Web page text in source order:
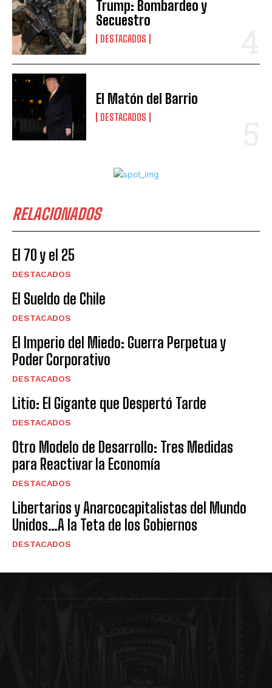
Trump: Bombardeo y
Secuestro
DESTACADOS
El Matón del Barrio
DESTACADOS
RELACIONADOS
El 70 y el 25
DESTACADOS
El Sueldo de Chile
DESTACADOS
El Imperio del Miedo: Guerra Perpetua y
Poder Corporativo
DESTACADOS
Litio: El Gigante que Despertó Tarde
DESTACADOS
Otro Modelo de Desarrollo: Tres Medidas
para Reactivar la Economía
DESTACADOS
Libertarios y Anarcocapitalistas del Mundo
Unidos…A la Teta de los Gobiernos
DESTACADOS